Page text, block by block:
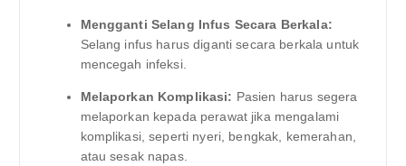
Mengganti Selang Infus Secara Berkala:
Selang infus harus diganti secara berkala untuk
mencegah infeksi.
Melaporkan Komplikasi: Pasien harus segera
melaporkan kepada perawat jika mengalami
komplikasi, seperti nyeri, bengkak, kemerahan,
atau sesak napas.